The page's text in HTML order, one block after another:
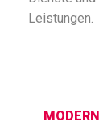
Leistungen.